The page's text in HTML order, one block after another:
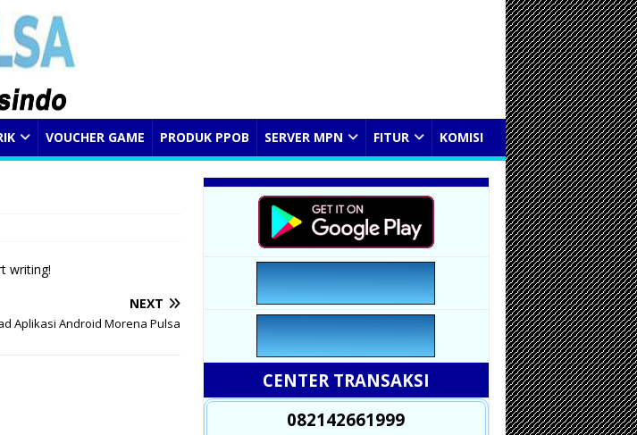
VOUCHER GAME PRODUK PPOB SERVER MPN FITUR KOMISI
writing!
NEXT
Aplikasi Android Morena Pulsa
CENTER TRANSAKSI
082142661999